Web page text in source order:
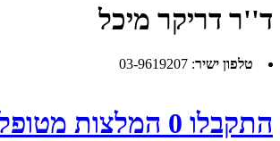
ד''ר דריקר מיכל
טלפון ישיר:
03-9619207
התקבלו 0 המלצות מטופלים על ד''ר דריקר מיכל - לחץ